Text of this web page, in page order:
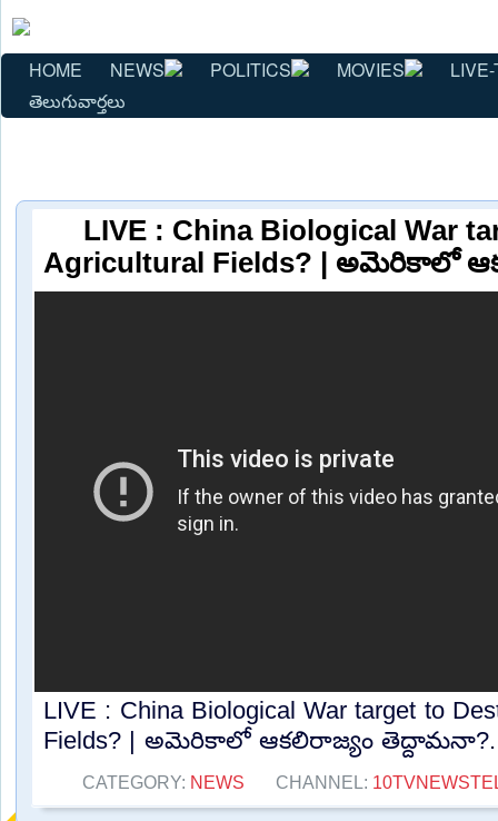
HOME NEWS POLITICS MOVIES
తెలుగువార్తలు
LIVE : China Biological War
Agricultural Fields? | అమెరికాలో
LIVE : China Biological War target to
Fields? | అమెరికాలో ఆకలిరాజ్యం
CATEGORY: NEWS CHANNEL: